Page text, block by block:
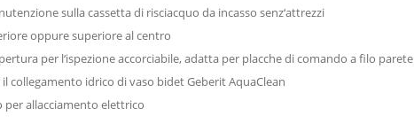
sulla cassetta di risciacquo da incasso senz‘attrezzi
oppure superiore al centro
per l‘ispezione accorciabile, adatta per placche di comando a filo parete
collegamento idrico di vaso bidet Geberit AquaClean
per allacciamento elettrico